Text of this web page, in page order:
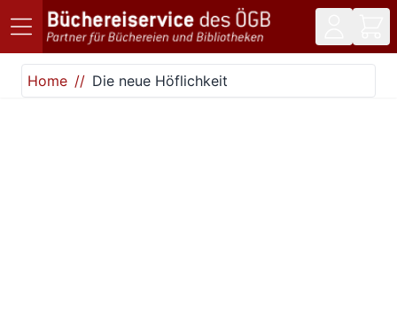
Direkt zum Inhalt
Home
Die neue Höflichkeit